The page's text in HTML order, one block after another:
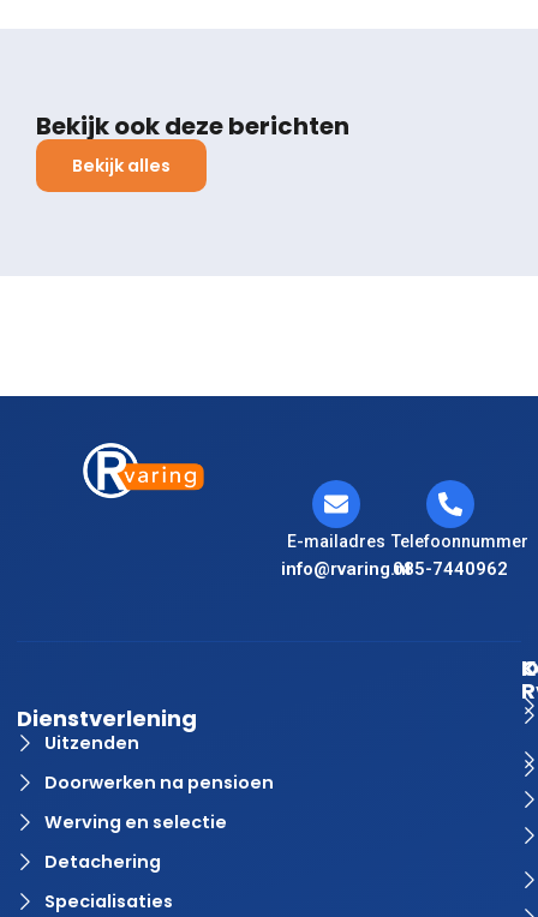
Bekijk ook deze berichten
Bekijk alles
E-mailadres
info@rvaring.nl
Telefoonnummer
085-7440962
Dienstverlening
Uitzenden
Doorwerken na pensioen
Werving en selectie
Detachering
Specialisaties